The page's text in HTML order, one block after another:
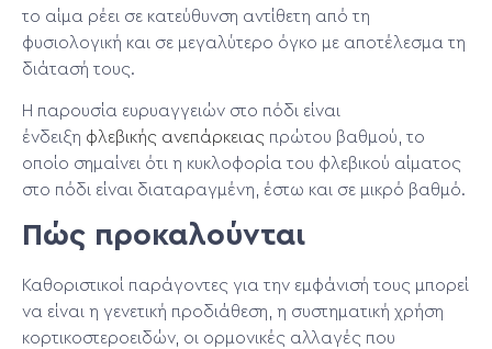
το αίμα ρέει σε κατεύθυνση αντίθετη από τη
φυσιολογική και σε μεγαλύτερο όγκο με αποτέλεσμα τη
διάτασή τους.
Η παρουσία ευρυαγγειών στο πόδι είναι
ένδειξη φλεβικής ανεπάρκειας πρώτου βαθμού, το
οποίο σημαίνει ότι η κυκλοφορία του φλεβικού αίματος
στο πόδι είναι διαταραγμένη, έστω και σε μικρό βαθμό.
Πώς προκαλούνται
Καθοριστικοί παράγοντες για την εμφάνισή τους μπορεί
να είναι η γενετική προδιάθεση, η συστηματική χρήση
κορτικοστεροειδών, οι ορμονικές αλλαγές που